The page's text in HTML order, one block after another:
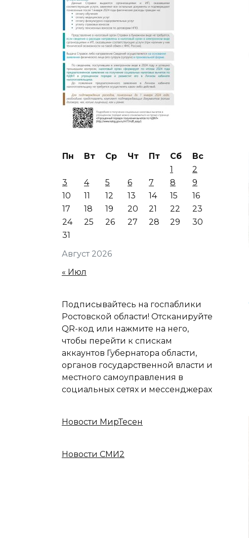
Август 2026
Пн Вт Ср Чт Пт Сб
Вс
1
2
3
4 5 6 7 8
9
10
11 12 13 14 15
16
17
18 19 20 21 22
23
24
25 26 27 28 29
30
31
« Июл
Подписывайтесь на госпаблики
Ростовской области! Отсканируйте
QR-код или нажмите на него,
чтобы перейти к спискам
аккаунтов Губернатора области,
органов государственной власти и
местного самоуправления в
социальных сетях и мессенджерах
Новости МирТесен
Новости СМИ2